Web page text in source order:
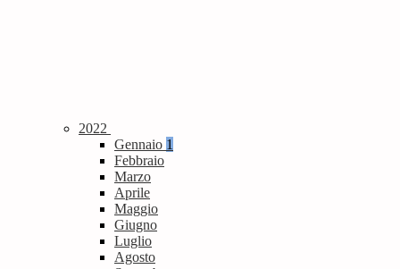
2022
Gennaio 1
Febbraio
Marzo
Aprile
Maggio
Giugno
Luglio
Agosto